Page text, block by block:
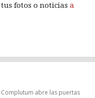
fotos o noticias a